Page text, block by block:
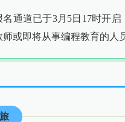
名通道已于3月5日17时开启
或即将从事编程教育的人